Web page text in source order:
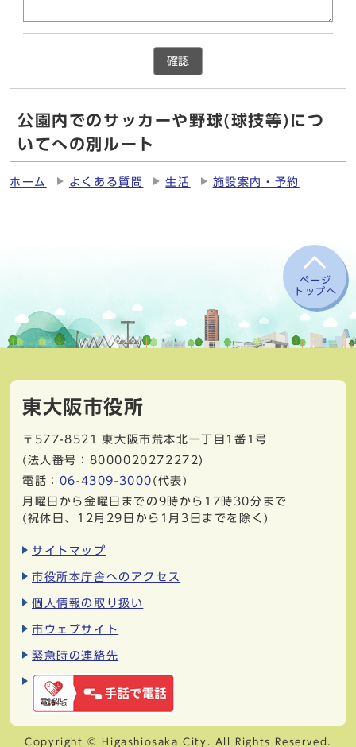
確認
公園内でのサッカーや野球(球技等)につ
いてへの別ルート
ホーム よくある質問 生活 施設案内・予約
ページ
トップへ
東大阪市役所
〒577-8521
東大阪市荒本北一丁目1番1号
(法人番号：8000020272272)
電話： 06-4309-3000 (代表)
月曜日から金曜日までの9時から17時30分まで
(祝休日、12月29日から1月3日までを除く)
サイトマップ
市役所本庁舎へのアクセス
個人情報の取り扱い
市ウェブサイト
緊急時の連絡先
Copyright © Higashiosaka City. All Rights Reserved.